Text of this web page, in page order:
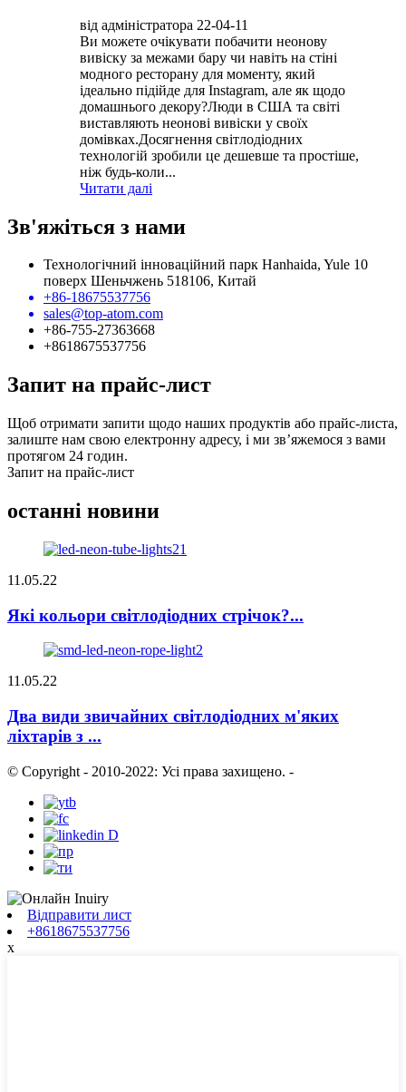
від адміністратора 22-04-11
Ви можете очікувати побачити неонову
вивіску за межами бару чи навіть на стіні
модного ресторану для моменту, який
ідеально підійде для Instagram, але як щодо
домашнього декору?Люди в США та світі
виставляють неонові вивіски у своїх
домівках.Досягнення світлодіодних
технологій зробили це дешевше та простіше,
ніж будь-коли...
Читати далі
Зв'яжіться з нами
Технологічний інноваційний парк Hanhaida, Yule 10
поверх Шеньчжень 518106, Китай
+86-18675537756
sales@top-atom.com
+86-755-27363668
+8618675537756
Запит на прайс-лист
Щоб отримати запити щодо наших продуктів або прайс-листа,
залиште нам свою електронну адресу, і ми зв’яжемося з вами
протягом 24 годин.
Запит на прайс-лист
останні новини
11.05.22
Які кольори світлодіодних стрічок?...
11.05.22
Два види звичайних світлодіодних м'яких
ліхтарів з ...
© Copyright - 2010-2022: Усі права захищено. -
Відправити лист
+8618675537756
x